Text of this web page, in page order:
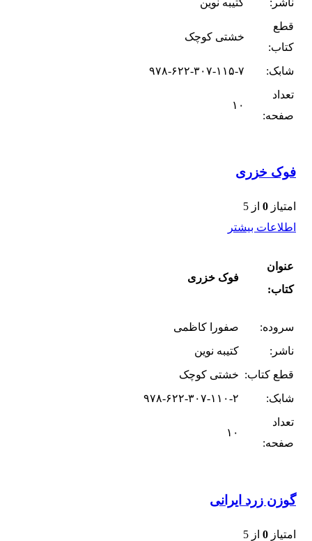
قطع
کتاب:
خشتی کوچک
شابک:
۹۷۸-۶۲۲-۳۰۷-۱۱۵-۷
تعداد
صفحه:
۱۰
فوک خزری
امتیاز 0 از 5
اطلاعات بیشتر
عنوان
کتاب:
فوک خزری
سروده:
صفورا کاظمی
ناشر:
کتیبه نوین
قطع کتاب: خشتی کوچک
شابک:
۹۷۸-۶۲۲-۳۰۷-۱۱۰-۲
تعداد
صفحه:
۱۰
گوزن زرد ایرانی
امتیاز 0 از 5